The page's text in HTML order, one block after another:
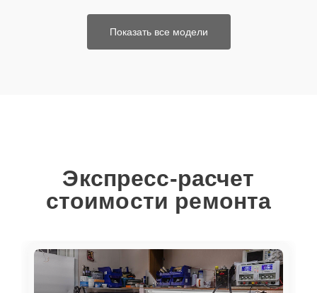
Показать все модели
Экспресс-расчет
стоимости ремонта